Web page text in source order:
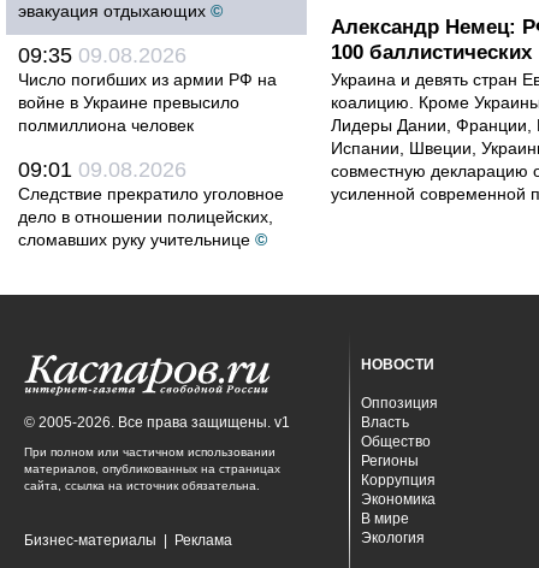
эвакуация отдыхающих ©
09:35 09.08.2026
Число погибших из армии РФ на
войне в Украине превысило
полмиллиона человек
09:01 09.08.2026
Следствие прекратило уголовное
дело в отношении полицейских,
сломавших руку учительнице ©
Александр Немец:
100 баллистических
Украина и девять стран
коалицию. Кроме
Лидеры Дании, Франции,
Испании, Швеции,
совместную декларацию
усиленной современной
© 2005-2026. Все права защищены. v1
При полном или частичном использовании
материалов, опубликованных на страницах
сайта, ссылка на источник обязательна.
Бизнес-материалы Реклама
НОВОСТИ
Оппозиция
Власть
Общество
Регионы
Коррупция
Экономика
В мире
Экология